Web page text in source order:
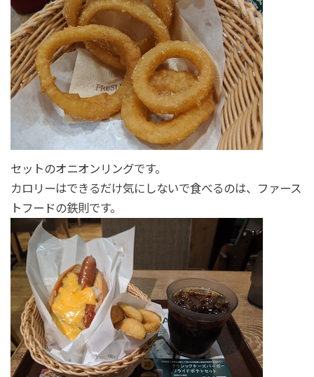
セットのオニオンリングです。
カロリーはできるだけ気にしないで食べるのは、ファース
トフードの鉄則です。